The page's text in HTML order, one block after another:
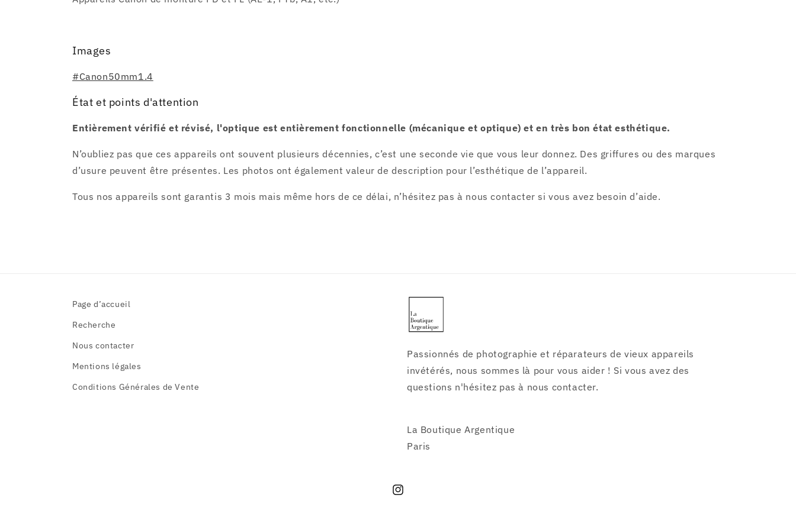
Images
#Canon50mm1.4
État et points d'attention
Entièrement vérifié et révisé, l'optique est entièrement fonctionnelle (mécanique et optique) et en très bon état esthétique.
N’oubliez pas que ces appareils ont souvent plusieurs décennies, c’est une seconde vie que vous leur donnez. Des griffures ou des marques
d’usure peuvent être présentes. Les photos ont également valeur de description pour l’esthétique de l’appareil.
Tous nos appareils sont garantis 3 mois mais même hors de ce délai, n’hésitez pas à nous contacter si vous avez besoin d’aide.
Page d’accueil
Recherche
Nous contacter
Mentions légales
Conditions Générales de Vente
Passionnés de photographie et réparateurs de vieux appareils
invétérés, nous sommes là pour vous aider ! Si vous avez des
questions n'hésitez pas à nous contacter.
La Boutique Argentique
Paris
Instagram